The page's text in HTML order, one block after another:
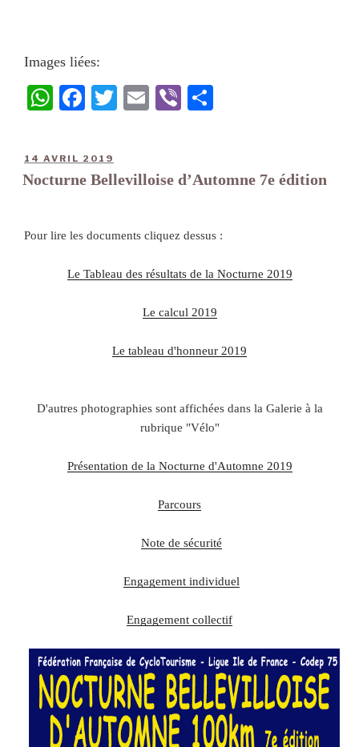
Images liées:
W
ts
A
Fa
bo
ok
T
r
E
Vi
er
14 AVRIL 2019
Nocturne Bellevilloise d’Automne 7e édition
Pour lire les documents cliquez dessus :
Le Tableau des résultats de la Nocturne 2019
Le calcul 2019
Le tableau d'honneur 2019
D'autres photographies sont affichées dans la Galerie à la
rubrique "Vélo"
Présentation de la Nocturne d'Automne 2019
Parcours
Note de sécurité
Engagement individuel
Engagement collectif